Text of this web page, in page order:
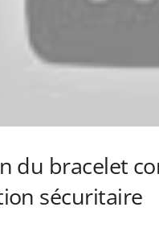
du bracelet
sécuritaire